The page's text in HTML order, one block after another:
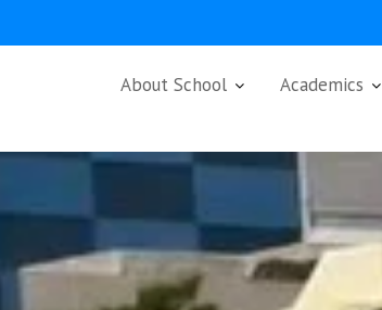
About School Academics